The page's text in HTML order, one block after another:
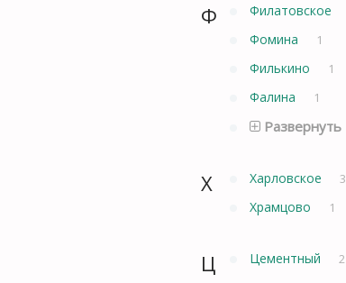
Ф Филатовское
Фомина 1
Филькино 1
Фалина 1
Развернуть
Х Харловское 3
Храмцово 1
Ц Цементный 2